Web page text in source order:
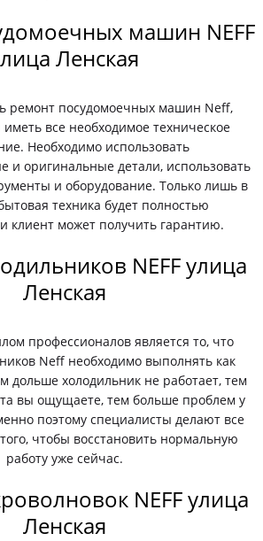
машин NEFF
Ленская
ремонт посудомоечных машин Neff,
все необходимое техническое
Необходимо использовать
и оригинальные детали, использовать
и оборудование. Только лишь в
техника будет полностью
клиент может получить гарантию.
NEFF улица
Ленская
профессионалов является то, что
Neff необходимо выполнять как
дольше холодильник не работает, тем
вы ощущаете, тем больше проблем у
поэтому специалисты делают все
чтобы восстановить нормальную
работу уже сейчас.
NEFF улица
Ленская